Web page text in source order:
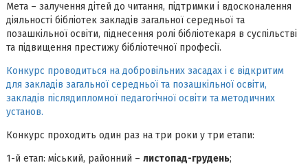
Мета – залучення дітей до читання, підтримки і вдосконалення
діяльності бібліотек закладів загальної середньої та
позашкільної освіти, піднесення ролі бібліотекаря в суспільстві
та підвищення престижу бібліотечної професії.
Конкурс проводиться на добровільних засадах і є відкритим
для закладів загальної середньої та позашкільної освіти,
закладів післядипломної педагогічної освіти та методичних
установ.
Конкурс проходить один раз на три роки у три етапи:
1-й етап: міський, районний – листопад-грудень;